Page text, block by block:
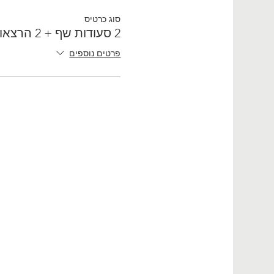
סוג כרטיס
2 סעודות שף + 2 הרצאות
פרטים נוספים